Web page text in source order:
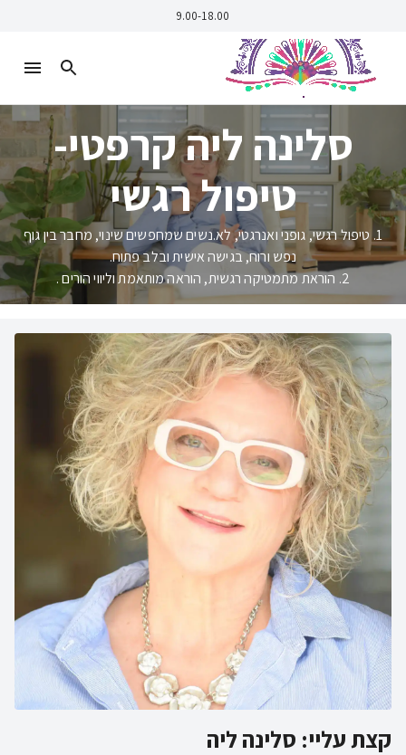
9.00-18.00
סלינה ליה קרפטי-
טיפול רגשי
1. טיפול רגשי, גופני ואנרגטי, לא.נשים שמחפשים שינוי, מחבר בין גוף
נפש ורוח, בגישה אישית ובלב פתוח.
2. הוראת מתמטיקה רגשית, הוראה מותאמת וליווי הורים .
קצת עליי: סלינה ליה